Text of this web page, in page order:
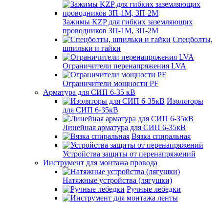
Зажимы KZP для гибких заземляющих
проводников ЗП-1М, ЗП-2М
Спецболты,
шпильки и гайки
Ограничители перенапряжения LVA
Ограничители мощности PF
Арматура для СИП 6-35 кВ
Изоляторы
для СИП 6-35кВ
Линейная арматура для СИП 6-35кВ
Вязка спиральная
Устройства защиты от перенапряжений
Инструмент для монтажа провода
Натяжные устройства (лягушки)
Ручные лебедки